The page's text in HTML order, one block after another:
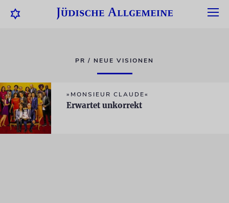
PR / NEUE VISIONEN
»MONSIEUR CLAUDE«
Erwartet unkorrekt